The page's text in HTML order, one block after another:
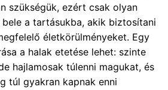
szükségük, ezért csak olyan
a tartásukba, akik biztosítani
életkörülményeket. Egy
a halak etetése lehet: szinte
hajlamosak túlenni magukat, és
túl gyakran kapnak enni